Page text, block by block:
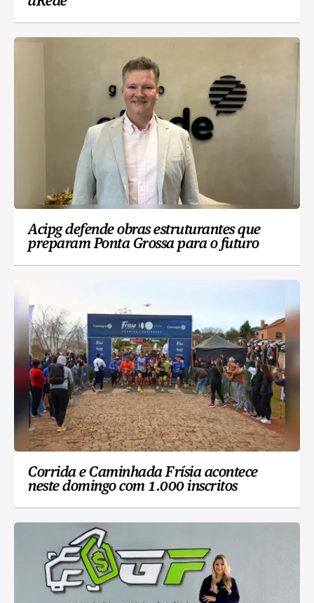
Acipg defende obras estruturantes que
preparam Ponta Grossa para o futuro
Corrida e Caminhada Frísia acontece
neste domingo com 1.000 inscritos